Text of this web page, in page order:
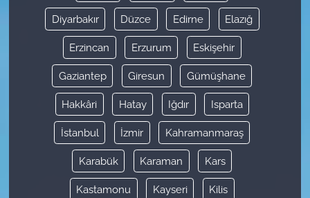
Diyarbakır Düzce Edirne Elazığ
Erzincan Erzurum Eskişehir
Gaziantep Giresun Gümüşhane
Hakkâri Hatay Iğdır Isparta
İstanbul İzmir Kahramanmaraş
Karabük Karaman Kars
Kastamonu Kayseri Kilis